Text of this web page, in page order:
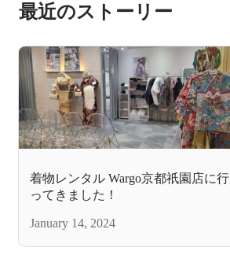
最近のストーリー
着物レンタル Wargo京都祇園店に行
ってきました！
January 14, 2024